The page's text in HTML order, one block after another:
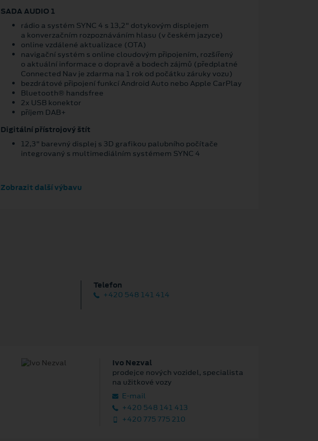
SADA AUDIO 1
rádio a systém SYNC 4 s 13,2" dotykovým displejem
a konverzačním rozpoznáváním hlasu (v českém jazyce)
online vzdálené aktualizace (OTA)
navigační systém s online cloudovým připojením, rozšířený
o aktuální informace o dopravě a bodech zájmů (předplatné
Connected Nav je zdarma na 1 rok od počátku záruky vozu)
bezdrátové připojení funkcí Android Auto nebo Apple CarPlay
Bluetooth® handsfree
2x USB konektor
příjem DAB+
Digitální přístrojový štít
12,3" barevný displej s 3D grafikou palubního počítače
integrovaný s multimediálním systémem SYNC 4
Zobrazit další výbavu
Telefon
+420 548 141 414
Ivo Nezval
prodejce nových vozidel, specialista
na užitkové vozy
E‑mail
+420 548 141 413
+420 775 775 210